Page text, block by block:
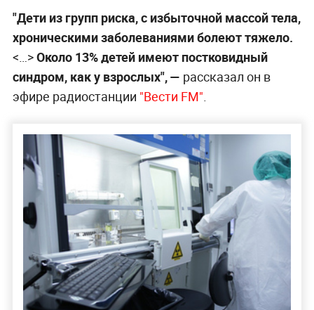
"Дети из групп риска, с избыточной массой тела,
хроническими заболеваниями болеют тяжело.
<…>Около 13% детей имеют постковидный
синдром, как у взрослых", — рассказал он в
эфире радиостанции "Вести FM"